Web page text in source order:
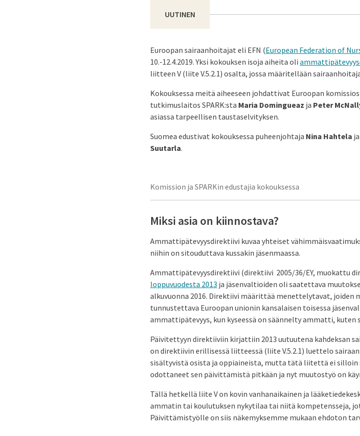
UUTINEN
Euroopan sairaanhoitajat eli EFN (European Federation of
10.-12.4.2019. Yksi kokouksen isoja aiheita oli
liitteen V (liite V.5.2.1) osalta, jossa määritellään
Kokouksessa meitä aiheeseen johdattivat Euroopan
tutkimuslaitos SPARK:sta Maria Domingueaz ja Peter
asiassa tarpeellisen taustaselvityksen.
Suomea edustivat kokouksessa puheenjohtaja Nina Hahtela
Suutarla.
Komission ja SPARKin edustajia kokouksessa
Miksi asia on kiinnostava?
Ammattipätevyysdirektiivi kuvaa yhteiset
niihin on sitouduttava kussakin jäsenmaassa.
Ammattipätevyysdirektiivi (direktiivi 2005/36/EY, muokattu
loppuvuodesta 2013 ja jäsenvaltioiden oli saatettava
alkuvuonna 2016. Direktiivi määrittää menettelytavat, joiden
tunnustettava Euroopan unionin kansalaisen toisessa
ammattipätevyys, kun kyseessä on säännelty ammatti, kuten
Päivitettyyn direktiiviin kirjattiin 2013 uutuutena kahdeksan
on direktiivin erillisessä liitteessä (liite V.5.2.1) luettelo
sisältyvistä osista ja oppiaineista, mutta tätä liitettä ei silloin
odottaneet sen päivittämistä pitkään ja nyt muutostyö on
Tällä hetkellä liite V on kovin vanhanaikainen ja
ammatin tai koulutuksen nykytilaa tai niitä kompetensseja,
Päivittämistyölle on siis näkemyksemme mukaan ehdoton